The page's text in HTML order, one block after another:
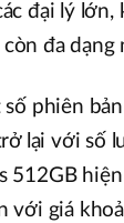
đại lý lớn,
đa dạng
phiên
lại với số
512GB
với giá